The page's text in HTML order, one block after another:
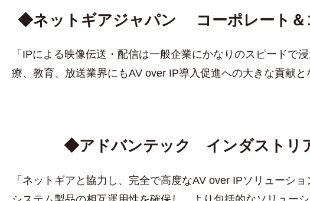
◆ネットギアジャパン コーポレート＆
「IPによる映像伝送・配信は一般企業にかなりのスピード
療、教育、放送業界にもAV over IP導入促進への大きな貢献と
◆アドバンテック インダストリ
「ネットギアと協力し、完全で高度なAV over IPソリューシ